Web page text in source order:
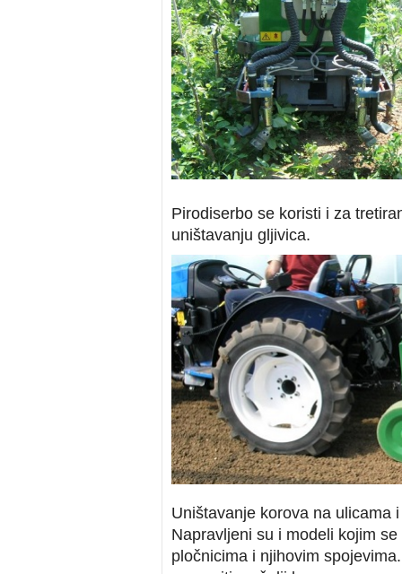
Pirodiserbo se koristi i za
uništavanju gljivica.
Uništavanje korova na ulicama
Napravljeni su i modeli kojim
pločnicima i njihovim